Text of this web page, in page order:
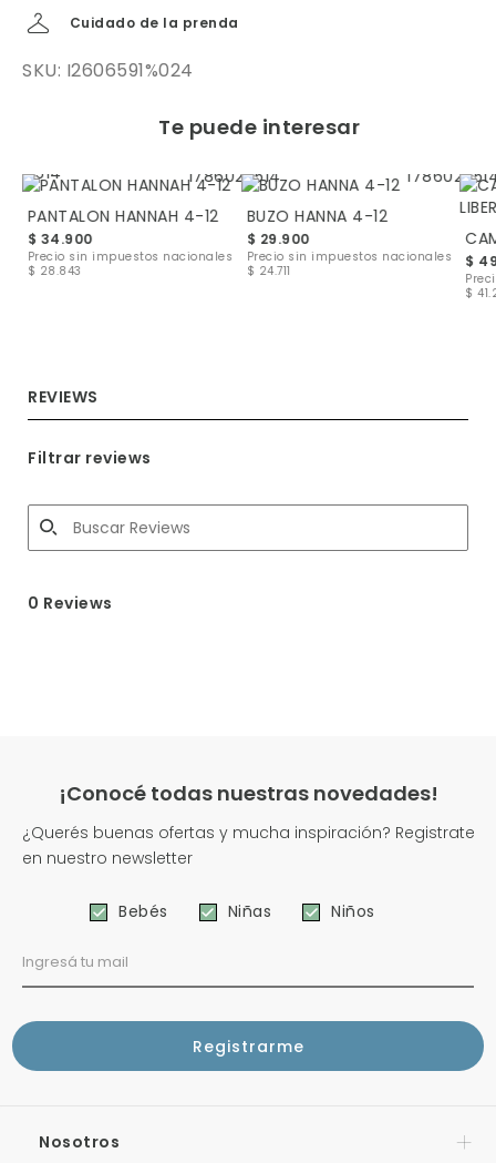
Cuidado de la prenda
SKU: I2606591%024
Te puede interesar
PANTALON HANNAH 4-12
$ 34.900
Precio sin impuestos nacionales
$ 28.843
BUZO HANNA 4-12
$ 29.900
Precio sin impuestos nacionales
$ 24.711
$
$
REVIEWS
Filtrar reviews
0 Reviews
¡Conocé todas nuestras novedades!
¿Querés buenas ofertas y mucha inspiración? Registrate
en nuestro newsletter
Bebés Niñas Niños
Nosotros